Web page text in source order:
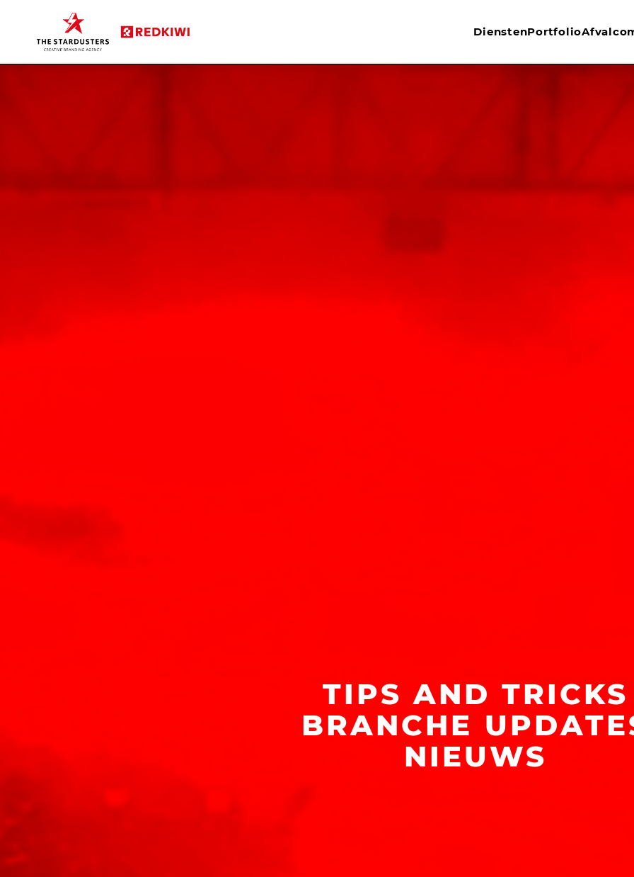
DienstenPortfolio
TIPS AND TRICKS
BRANCHE
NIEUWS